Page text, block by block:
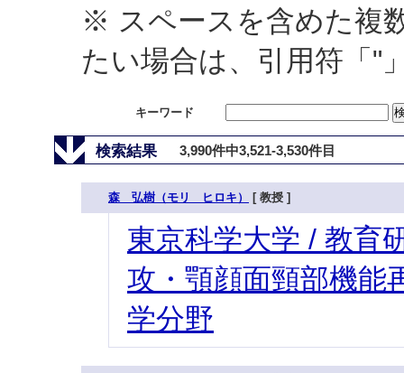
※ スペースを含めた複
たい場合は、引用符「"
キーワード
検索結果 3,990件中3,521-3,530件目
森 弘樹（モリ ヒロキ） [ 教授 ]
東京科学大学 / 教育
攻・顎顔面頸部機能
学分野